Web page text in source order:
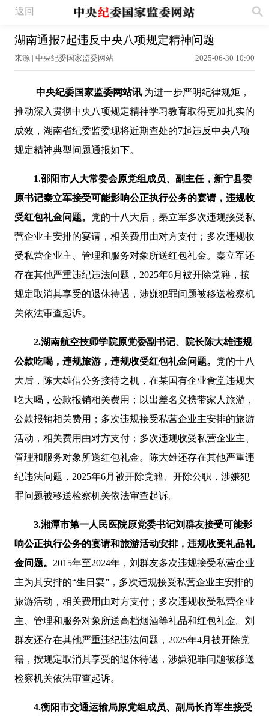
返回
湖南通报7起违反中央八项规定精神问题
来源 | 中央纪委国家监委网站 2025-06-30 10:00
中央纪委国家监委网站讯 为进一步严明纪律规矩，
推动深入贯彻中央八项规定精神学习教育取得更加扎实的
成效，湖南省纪委监委现将近期查处的7起违反中央八项
规定精神典型问题通报如下。
1.邵阳市人大常委会原党组成员、副主任，新宁县委
原书记秦立军接受可能影响公正执行公务的宴请，违规收
受红包礼金问题。 党的十八大后，秦立军多次违规接受私
营企业主安排的宴请，相关费用由对方支付；多次违规收
受私营企业主、管理和服务对象所送红包礼金。秦立军还
存在其他严重违纪违法问题，2025年6月被开除党籍，按
规定取消其享受的退休待遇，涉嫌犯罪问题被移送检察机
关依法审查起诉。
2.湖南航空技师学院原党委副书记、院长陈大雄违规
公款吃喝，违规旅游，违规收受红包礼金问题。 党的十八
大后，陈大雄借公务接待之机，在某国有企业食堂违规大
吃大喝，公款报销相关费用；以出差名义携带家人旅游，
公款报销相关费用；多次违规接受私营企业主安排的旅游
活动，相关费用由对方支付；多次违规收受私营企业主、
管理和服务对象所送红包礼金。陈大雄还存在其他严重违
纪违法问题，2025年6月被开除党籍、开除公职，涉嫌犯
罪问题被移送检察机关依法审查起诉。
3.湘潭市第一人民医院原党委书记刘群友接受可能影
响公正执行公务的宴请和旅游活动安排，违规收受礼品礼
金问题。 2015年至2024年，刘群友多次违规接受私营企业
主为其安排的“生日宴”，多次违规接受私营企业主安排的
旅游活动，相关费用由对方支付；多次违规收受私营企业
主、管理和服务对象所送高档烟酒等礼品和红包礼金。刘
群友还存在其他严重违纪违法问题，2025年4月被开除党
籍，按规定取消其享受的退休待遇，涉嫌犯罪问题被移送
检察机关依法审查起诉。
4.衡阳市交通运输局原党组成员、副局长肖军生接受